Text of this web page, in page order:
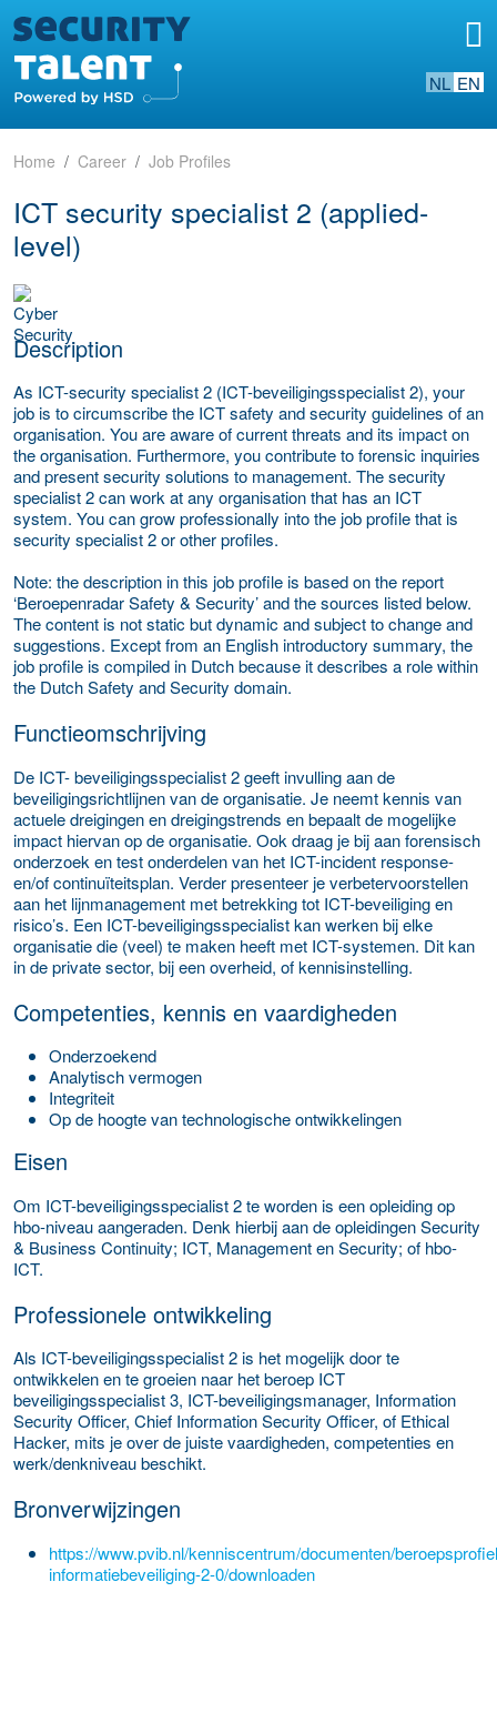
NL EN
Home Career Job Profiles
ICT security specialist 2 (applied-
level)
Description
As ICT-security specialist 2 (ICT-beveiligingsspecialist 2), your
job is to circumscribe the ICT safety and security guidelines of an
organisation. You are aware of current threats and its impact on
the organisation. Furthermore, you contribute to forensic inquiries
and present security solutions to management. The security
specialist 2 can work at any organisation that has an ICT
system. You can grow professionally into the job profile that is
security specialist 2 or other profiles.
Note: the description in this job profile is based on the report
‘Beroepenradar Safety & Security’ and the sources listed below.
The content is not static but dynamic and subject to change and
suggestions. Except from an English introductory summary, the
job profile is compiled in Dutch because it describes a role within
the Dutch Safety and Security domain.
Functieomschrijving
De ICT- beveiligingsspecialist 2 geeft invulling aan de
beveiligingsrichtlijnen van de organisatie. Je neemt kennis van
actuele dreigingen en dreigingstrends en bepaalt de mogelijke
impact hiervan op de organisatie. Ook draag je bij aan forensisch
onderzoek en test onderdelen van het ICT-incident response-
en/of continuïteitsplan. Verder presenteer je verbetervoorstellen
aan het lijnmanagement met betrekking tot ICT-beveiliging en
risico’s. Een ICT-beveiligingsspecialist kan werken bij elke
organisatie die (veel) te maken heeft met ICT-systemen. Dit kan
in de private sector, bij een overheid, of kennisinstelling.
Competenties, kennis en vaardigheden
Onderzoekend
Analytisch vermogen
Integriteit
Op de hoogte van technologische ontwikkelingen
Eisen
Om ICT-beveiligingsspecialist 2 te worden is een opleiding op
hbo-niveau aangeraden. Denk hierbij aan de opleidingen Security
& Business Continuity; ICT, Management en Security; of hbo-
ICT.
Professionele ontwikkeling
Als ICT-beveiligingsspecialist 2 is het mogelijk door te
ontwikkelen en te groeien naar het beroep ICT
beveiligingsspecialist 3, ICT-beveiligingsmanager, Information
Security Officer, Chief Information Security Officer, of Ethical
Hacker, mits je over de juiste vaardigheden, competenties en
werk/denkniveau beschikt.
Bronverwijzingen
https://www.pvib.nl/kenniscentrum/documenten/
informatiebeveiliging-2-0/downloaden